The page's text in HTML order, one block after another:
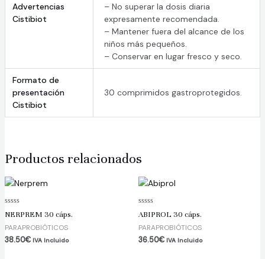
Advertencias
Cistibiot
– No superar la dosis diaria
expresamente recomendada.
– Mantener fuera del alcance de los
niños más pequeños.
– Conservar en lugar fresco y seco.
Formato de
presentación
Cistibiot
30 comprimidos gastroprotegidos.
Productos relacionados
Valorado
en
0
de
5
NERPREM 30 cáps.
PARAPROBIÓTICOS
38.50€ IVA Incluido
Valorado
en
0
de
5
ABIPROL 30 cáps.
PARAPROBIÓTICOS
36.50€ IVA Incluido